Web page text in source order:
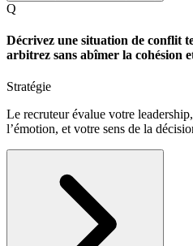
Q
Décrivez une situation de conflit
arbitrez sans abîmer la cohésion
Stratégie
Le recruteur évalue votre
l’émotion, et votre sens de la